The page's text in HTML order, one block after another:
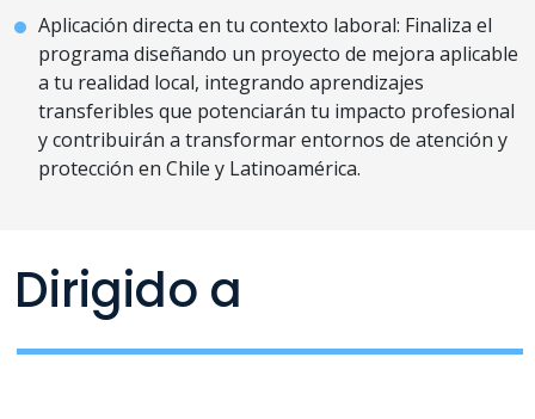
Aplicación directa en tu contexto laboral: Finaliza el
programa diseñando un proyecto de mejora aplicable
a tu realidad local, integrando aprendizajes
transferibles que potenciarán tu impacto profesional
y contribuirán a transformar entornos de atención y
protección en Chile y Latinoamérica.
Dirigido a